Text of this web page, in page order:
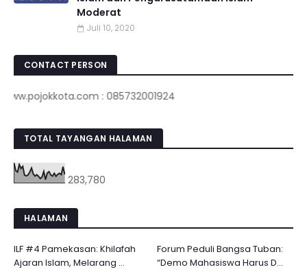
Moderat
Juli 10, 2020
CONTACT PERSON
: 085732001924
TOTAL TAYANGAN HALAMAN
283,780
HALAMAN
ILF #4 Pamekasan: Khilafah
Ajaran Islam, Melarang ...
Forum Peduli Bangsa Tuban:
“Demo Mahasiswa Harus D...